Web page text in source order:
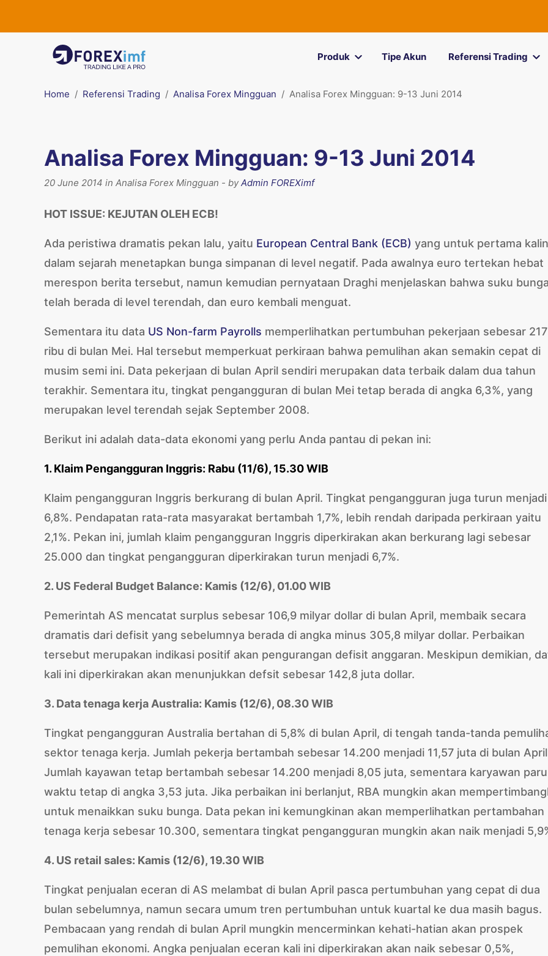
Produk Tipe Akun Referensi Trading
Home Referensi Trading Analisa Forex Mingguan Analisa Forex Mingguan: 9-13 Juni 2014
Analisa Forex Mingguan: 9-13 Juni 2014
20 June 2014 in Analisa Forex Mingguan - byAdmin FOREXimf
HOT ISSUE: KEJUTAN OLEH ECB!
Ada peristiwa dramatis pekan lalu, yaitu European Central Bank (ECB) yang untuk pertama
dalam sejarah menetapkan bunga simpanan di level negatif. Pada awalnya euro tertekan hebat
merespon berita tersebut, namun kemudian pernyataan Draghi menjelaskan bahwa suku
telah berada di level terendah, dan euro kembali menguat.
Sementara itu data US Non-farm Payrolls memperlihatkan pertumbuhan pekerjaan sebesar 217
ribu di bulan Mei. Hal tersebut memperkuat perkiraan bahwa pemulihan akan semakin cepat di
musim semi ini. Data pekerjaan di bulan April sendiri merupakan data terbaik dalam dua tahun
terakhir. Sementara itu, tingkat pengangguran di bulan Mei tetap berada di angka 6,3%, yang
merupakan level terendah sejak September 2008.
Berikut ini adalah data-data ekonomi yang perlu Anda pantau di pekan ini:
1. Klaim Pengangguran Inggris: Rabu (11/6), 15.30 WIB
Klaim pengangguran Inggris berkurang di bulan April. Tingkat pengangguran juga turun menjadi
6,8%. Pendapatan rata-rata masyarakat bertambah 1,7%, lebih rendah daripada perkiraan yaitu
2,1%. Pekan ini, jumlah klaim pengangguran Inggris diperkirakan akan berkurang lagi sebesar
25.000 dan tingkat pengangguran diperkirakan turun menjadi 6,7%.
2. US Federal Budget Balance: Kamis (12/6), 01.00 WIB
Pemerintah AS mencatat surplus sebesar 106,9 milyar dollar di bulan April, membaik secara
dramatis dari defisit yang sebelumnya berada di angka minus 305,8 milyar dollar. Perbaikan
tersebut merupakan indikasi positif akan pengurangan defisit anggaran. Meskipun demikian,
kali ini diperkirakan akan menunjukkan defsit sebesar 142,8 juta dollar.
3. Data tenaga kerja Australia: Kamis (12/6), 08.30 WIB
Tingkat pengangguran Australia bertahan di 5,8% di bulan April, di tengah tanda-tanda
sektor tenaga kerja. Jumlah pekerja bertambah sebesar 14.200 menjadi 11,57 juta di bulan
Jumlah kayawan tetap bertambah sebesar 14.200 menjadi 8,05 juta, sementara karyawan
waktu tetap di angka 3,53 juta. Jika perbaikan ini berlanjut, RBA mungkin akan
untuk menaikkan suku bunga. Data pekan ini kemungkinan akan memperlihatkan pertambahan
tenaga kerja sebesar 10.300, sementara tingkat pengangguran mungkin akan naik menjadi
4. US retail sales: Kamis (12/6), 19.30 WIB
Tingkat penjualan eceran di AS melambat di bulan April pasca pertumbuhan yang cepat di dua
bulan sebelumnya, namun secara umum tren pertumbuhan untuk kuartal ke dua masih bagus.
Pembacaan yang rendah di bulan April mungkin mencerminkan kehati-hatian akan prospek
pemulihan ekonomi. Angka penjualan eceran kali ini diperkirakan akan naik sebesar 0,5%,